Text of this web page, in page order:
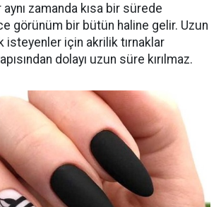
aynı zamanda kısa bir sürede
görünüm bir bütün haline gelir. Uzun
isteyenler için akrilik tırnaklar
dolayı uzun süre kırılmaz.